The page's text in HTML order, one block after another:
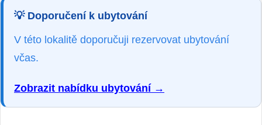
💡Doporučení k ubytování
V této lokalitě doporučuji rezervovat ubytování
Zobrazit nabídku ubytování →